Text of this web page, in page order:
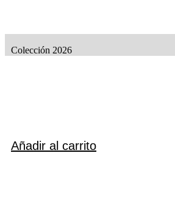
Colección 2026
Añadir al carrito